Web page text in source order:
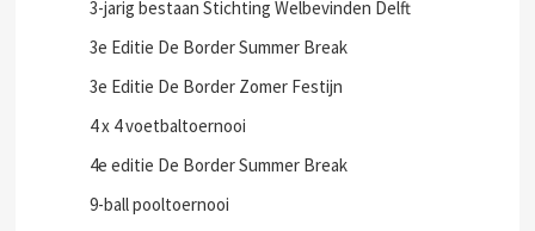
3-jarig bestaan Stichting Welbevinden Delft
3e Editie De Border Summer Break
3e Editie De Border Zomer Festijn
4 x 4 voetbaltoernooi
4e editie De Border Summer Break
9-ball pooltoernooi